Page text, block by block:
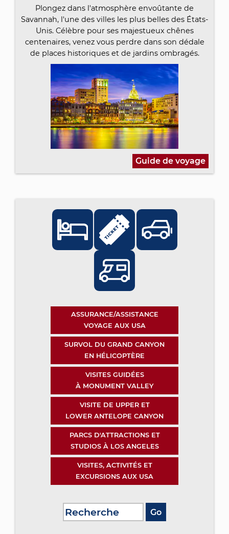
Plongez dans l'atmosphère envoûtante de
Savannah, l'une des villes les plus belles des États-
Unis. Célèbre pour ses majestueux chênes
centenaires, venez vous perdre dans son dédale
de places historiques et de jardins ombragés.
Guide de voyage
ASSURANCE/ASSISTANCE
VOYAGE AUX USA
SURVOL DU GRAND CANYON
EN HÉLICOPTÈRE
VISITES GUIDÉES
À MONUMENT VALLEY
VISITE DE UPPER ET
LOWER ANTELOPE CANYON
PARCS D'ATTRACTIONS ET
STUDIOS À LOS ANGELES
VISITES, ACTIVITÉS ET
EXCURSIONS AUX USA